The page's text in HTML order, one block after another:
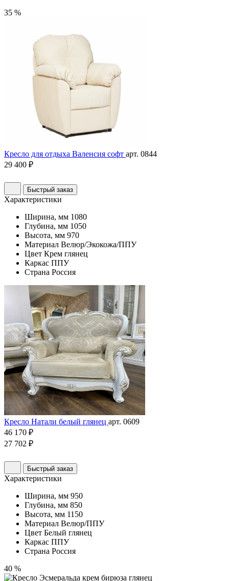
35 %
Кресло для отдыха Валенсия софт арт. 0844
29 400 ₽
Быстрый заказ
Характеристики
Ширина, мм 1080
Глубина, мм 1050
Высота, мм 970
Материал Велюр/Экокожа/ППУ
Цвет Крем глянец
Каркас ППУ
Страна Россия
Кресло Натали белый глянец арт. 0609
46 170 ₽
27 702 ₽
Быстрый заказ
Характеристики
Ширина, мм 950
Глубина, мм 850
Высота, мм 1150
Материал Велюр/ППУ
Цвет Белый глянец
Каркас ППУ
Страна Россия
40 %